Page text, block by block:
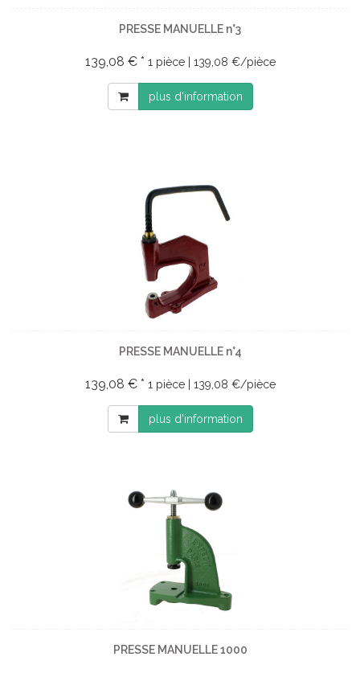
PRESSE MANUELLE n°3
139,08 € * 1 pièce | 139,08 €/pièce
plus d'information
PRESSE MANUELLE n°4
139,08 € * 1 pièce | 139,08 €/pièce
plus d'information
PRESSE MANUELLE 1000